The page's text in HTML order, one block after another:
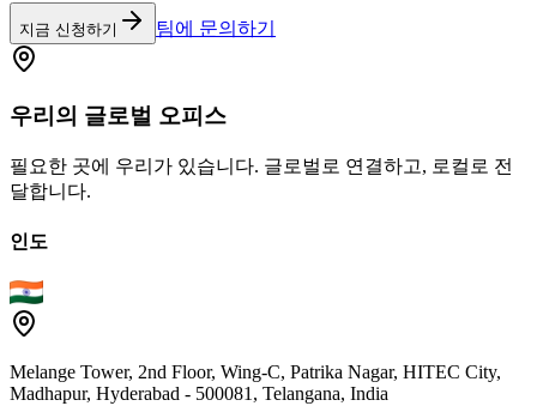
지금 신청하기 팀에 문의하기
우리의 글로벌 오피스
필요한 곳에 우리가 있습니다. 글로벌로 연결하고, 로컬로 전
달합니다.
인도
Melange Tower, 2nd Floor, Wing-C, Patrika Nagar, HITEC City,
Madhapur, Hyderabad - 500081, Telangana, India